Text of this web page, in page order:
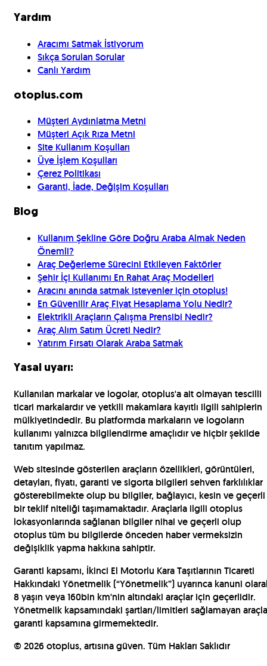
Yardım
Aracımı Satmak İstiyorum
Sıkça Sorulan Sorular
Canlı Yardım
otoplus.com
Müşteri Aydınlatma Metni
Müşteri Açık Rıza Metni
Site Kullanım Koşulları
Üye İşlem Koşulları
Çerez Politikası
Garanti, İade, Değişim Koşulları
Blog
Kullanım Şekline Göre Doğru Araba Almak Neden
Önemli?
Araç Değerleme Sürecini Etkileyen Faktörler
Şehir İçi Kullanımı En Rahat Araç Modelleri
Aracını anında satmak isteyenler için otoplus!
En Güvenilir Araç Fiyat Hesaplama Yolu Nedir?
Elektrikli Araçların Çalışma Prensibi Nedir?
Araç Alım Satım Ücreti Nedir?
Yatırım Fırsatı Olarak Araba Satmak
Yasal uyarı:
Kullanılan markalar ve logolar, otoplus'a ait olmayan tescilli
ticari markalardır ve yetkili makamlara kayıtlı ilgili sahiplerin
mülkiyetindedir. Bu platformda markaların ve logoların
kullanımı yalnızca bilgilendirme amaçlıdır ve hiçbir şekilde
tanıtım yapılmaz.
Web sitesinde gösterilen araçların özellikleri, görüntüleri,
detayları, fiyatı, garanti ve sigorta bilgileri sehven farklılıklar
gösterebilmekte olup bu bilgiler, bağlayıcı, kesin ve geçerli
bir teklif niteliği taşımamaktadır. Araçlarla ilgili otoplus
lokasyonlarında sağlanan bilgiler nihai ve geçerli olup
otoplus tüm bu bilgilerde önceden haber vermeksizin
değişiklik yapma hakkına sahiptir.
Garanti kapsamı, İkinci El Motorlu Kara Taşıtlarının Ticareti
Hakkındaki Yönetmelik (“Yönetmelik”) uyarınca kanuni
8 yaşın veya 160bin km'nin altındaki araçlar için geçerlidir.
Yönetmelik kapsamındaki şartları/limitleri sağlamayan
garanti kapsamına girmemektedir.
© 2026 otoplus, artısına güven. Tüm Hakları Saklıdır